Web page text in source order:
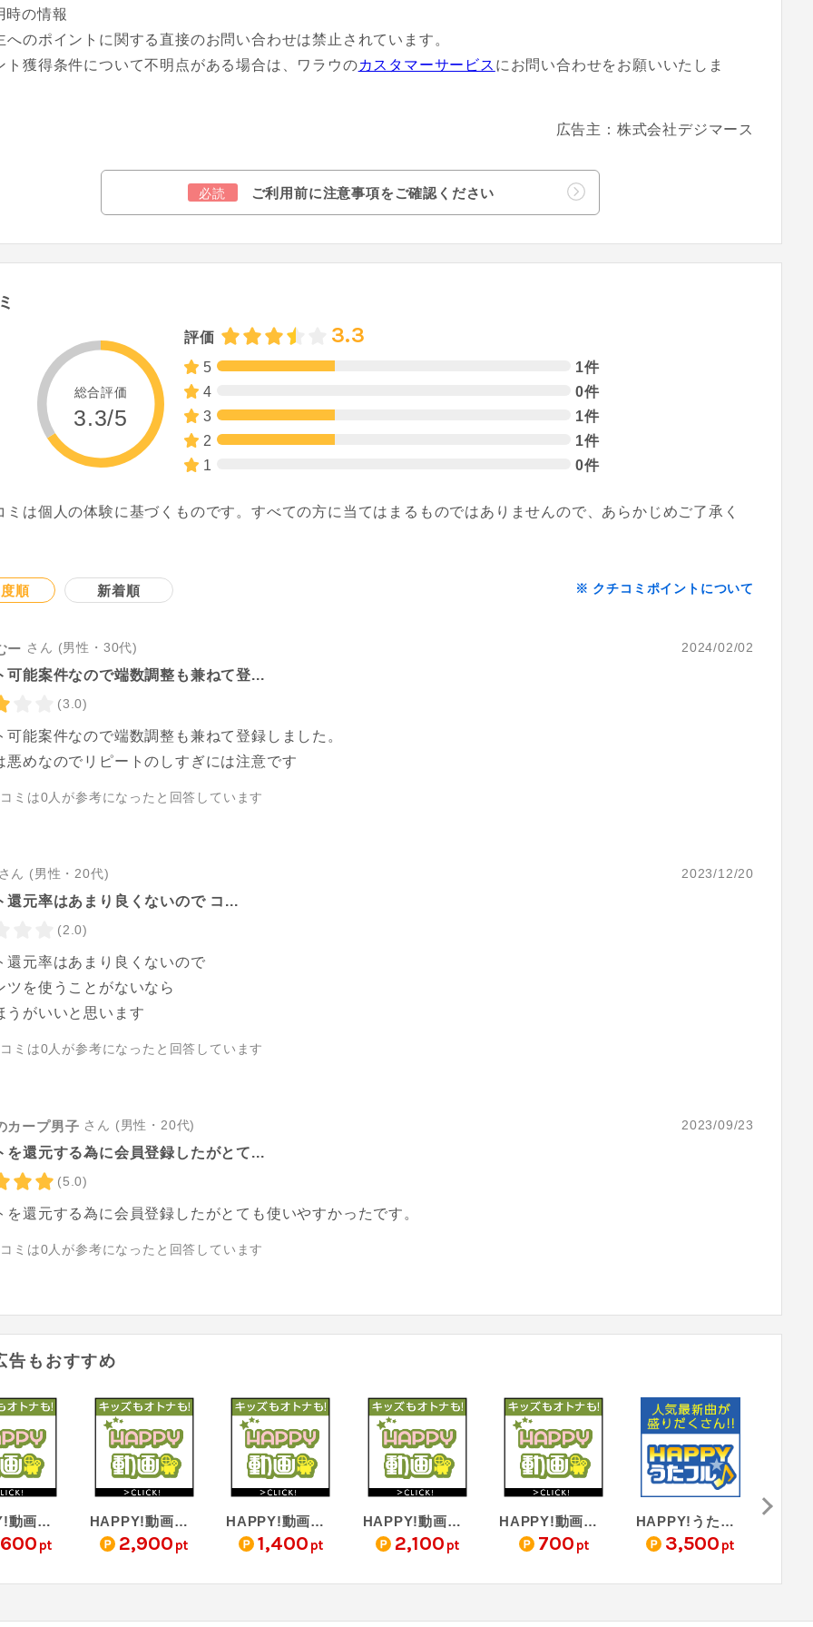
時の情報
のポイントに関する直接のお問い合わせは禁止されています。
獲得条件について不明点がある場合は、ワラウのカスタマーサービス にお問い合わせをお願いいたしま
広告主：株式会社デジマース
必読 ご利用前に注意事項をご確認ください
総合評価
3.3/5
評価 3.3
5
1件
4
0件
3
1件
2
1件
1
0件
は個人の体験に基づくものです。すべての方に当てはまるものではありませんので、あらかじめご了承く
※ クチコミポイントについて
順 新着順
ー さん (男性・30代) 2024/02/02
可能案件なので端数調整も兼ねて登...
(3.0)
可能案件なので端数調整も兼ねて登録しました。
悪めなのでリピートのしすぎには注意です
ミは0人が参考になったと回答しています
ん (男性・20代) 2023/12/20
還元率はあまり良くないので コ...
(2.0)
還元率はあまり良くないので
ツを使うことがないなら
うがいいと思います
ミは0人が参考になったと回答しています
カープ男子 さん (男性・20代) 2023/09/23
を還元する為に会員登録したがとて...
(5.0)
を還元する為に会員登録したがとても使いやすかったです。
ミは0人が参考になったと回答しています
告もおすすめ
HAPPY!動画（5,500円コース・キャリア決済）
pt
HAPPY!動画（4,400円コース・キャリア決済）
2,900 pt
HAPPY!動画（2,200円コース・キャリア決済）
1,400 pt
HAPPY!動画（3,300円コース・キャリア決済）
2,100 pt
HAPPY!動画（1,100円コース・キャリア決済）
700 pt
HAPPY!うたフル（5,500円コース・キャリア決済）
3,500 pt